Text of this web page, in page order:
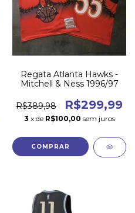
Regata Atlanta Hawks -
Mitchell & Ness 1996/97
R$389,98 R$299,99
3 x de R$100,00 sem juros
COMPRAR